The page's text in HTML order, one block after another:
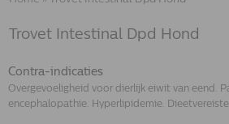
Trovet Intestinal Dpd Hond
Contra-indicaties
Overgevoeligheid voor dierlijk eiwit van eend.
encephalopathie. Hyperlipidemie.